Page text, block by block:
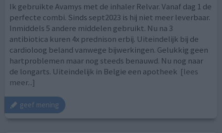
Ik gebruikte Avamys met de inhaler Relvar. Vanaf dag 1 de
perfecte combi. Sinds sept2023 is hij niet meer leverbaar.
Inmiddels 5 andere middelen gebruikt. Nu na 3
antibiotica kuren 4x prednison erbij. Uiteindelijk bij de
cardioloog beland vanwege bijwerkingen. Gelukkig geen
hartproblemen maar nog steeds benauwd. Nu nog naar
de longarts. Uiteindelijk in Belgie een apotheek [lees
meer...]
geef mening